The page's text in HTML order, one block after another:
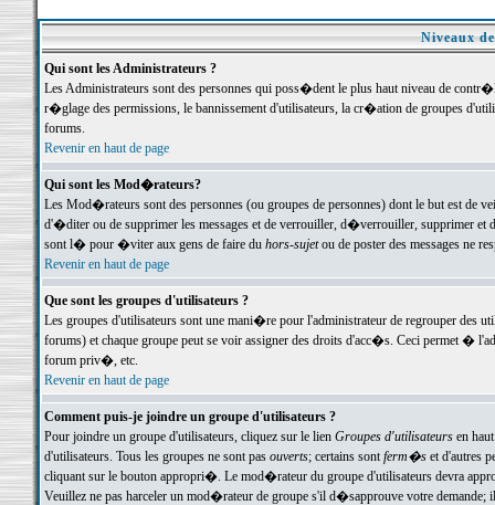
Niveaux
Qui sont les Administrateurs ?
Les Administrateurs sont des personnes qui poss�dent le plus haut niveau de
r�glage des permissions, le bannissement d'utilisateurs, la cr�ation de groupes
forums.
Revenir en haut de page
Qui sont les Mod�rateurs?
Les Mod�rateurs sont des personnes (ou groupes de personnes) dont le but est de
d'�diter ou de supprimer les messages et de verrouiller, d�verrouiller, supprimer
sont l� pour �viter aux gens de faire du hors-sujetou de poster des messages ne
Revenir en haut de page
Que sont les groupes d'utilisateurs ?
Les groupes d'utilisateurs sont une mani�re pour l'administrateur de regrouper des
forums) et chaque groupe peut se voir assigner des droits d'acc�s. Ceci permet
forum priv�, etc.
Revenir en haut de page
Comment puis-je joindre un groupe d'utilisateurs ?
Pour joindre un groupe d'utilisateurs, cliquez sur le lien Groupes d'utilisateursen haut
d'utilisateurs. Tous les groupes ne sont pas ouverts; certains sontferm�set d'autres
cliquant sur le bouton appropri�. Le mod�rateur du groupe d'utilisateurs devra
Veuillez ne pas harceler un mod�rateur de groupe s'il d�sapprouve votre demande;